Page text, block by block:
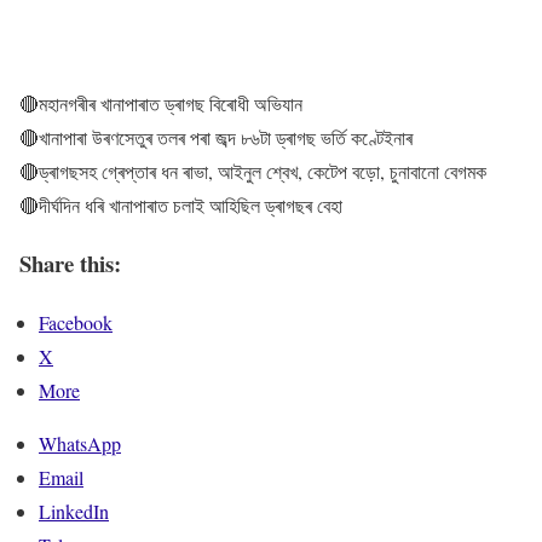
🔴মহানগৰীৰ খানাপাৰাত ড্ৰাগছ বিৰোধী অভিযান
🔴খানাপাৰা উৰণসেতুৰ তলৰ পৰা জব্দ ৮৬টা ড্ৰাগছ ভৰ্তি কণ্টেইনাৰ
🔴ড্ৰাগছসহ গ্ৰেপ্তাৰ ধন ৰাভা, আইনুল শ্বেখ, কেটেপ বড়ো, চুনাবানো বেগমক
🔴দীৰ্ঘদিন ধৰি খানাপাৰাত চলাই আহিছিল ড্ৰাগছৰ বেহা
Share this:
Facebook
X
More
WhatsApp
Email
LinkedIn